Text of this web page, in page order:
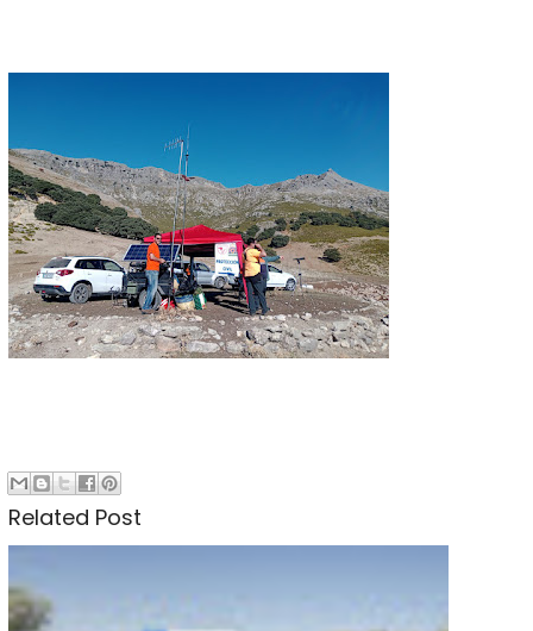
Related Post